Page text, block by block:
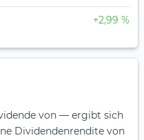
+2,99 %
von — ergibt sich
Dividendenrendite von